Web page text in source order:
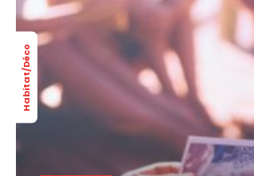
Habitat/Déco